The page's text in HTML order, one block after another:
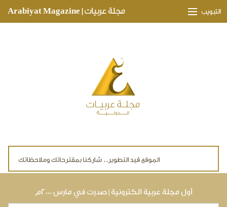
مجلة عربيات | Arabiyat Magazine التبويب
أول مجلة عربية الكترونية | صدرت في مارس ٢٠٠٠م